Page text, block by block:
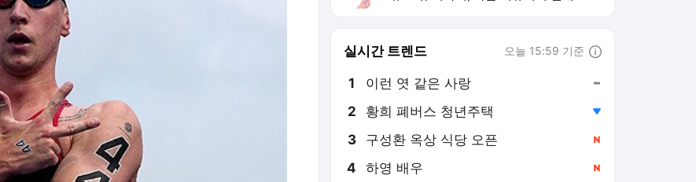
실시간 트렌드 오늘 15:59 기준
1 이런 엿 같은 사랑
2 황희 폐버스 청년주택
3 구성환 옥상 식당 오픈
4 하영 배우